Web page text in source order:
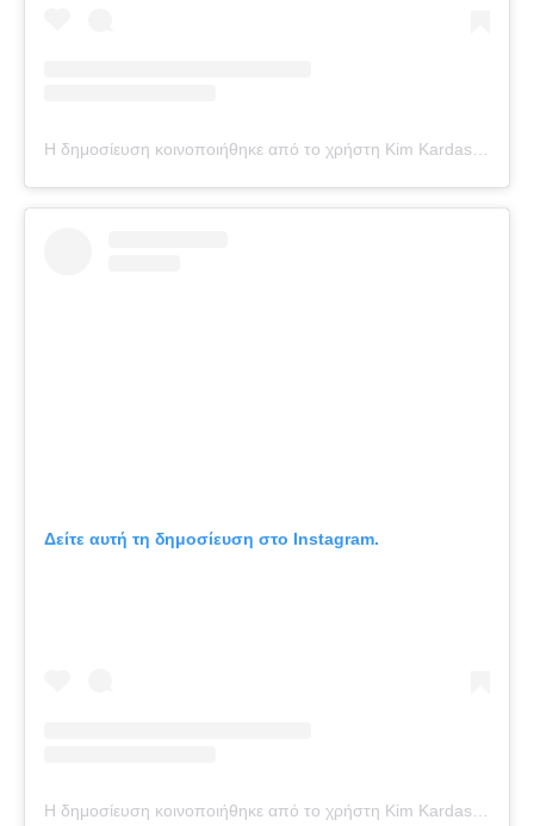
Η δημοσίευση κοινοποιήθηκε από το χρήστη Kim Kardashian (@kimkardashian)
Δείτε αυτή τη δημοσίευση στο Instagram.